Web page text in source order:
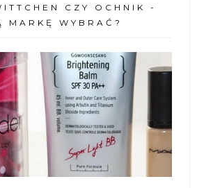
CZY OCHNIK -
MARKĘ WYBRAĆ?